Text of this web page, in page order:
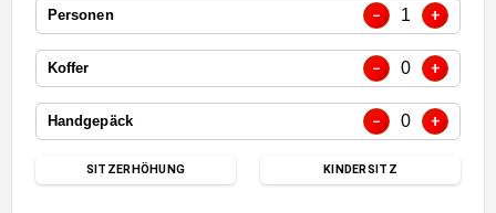
Personen − 1 +
Koffer − 0 +
Handgepäck − 0 +
SITZERHÖHUNG KINDERSITZ